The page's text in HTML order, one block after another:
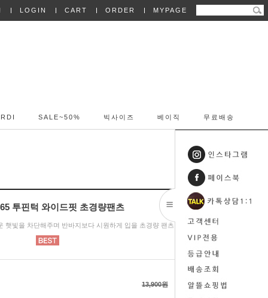
LOGIN CART ORDER MYPAGE
SALE~50% 빅사이즈 베이직 무료배송
투핀턱 와이드핏 초경량팬츠
햇빛을 차단해주며 반바지보다 시원하게 입을 초경량 팬츠!
13,900원